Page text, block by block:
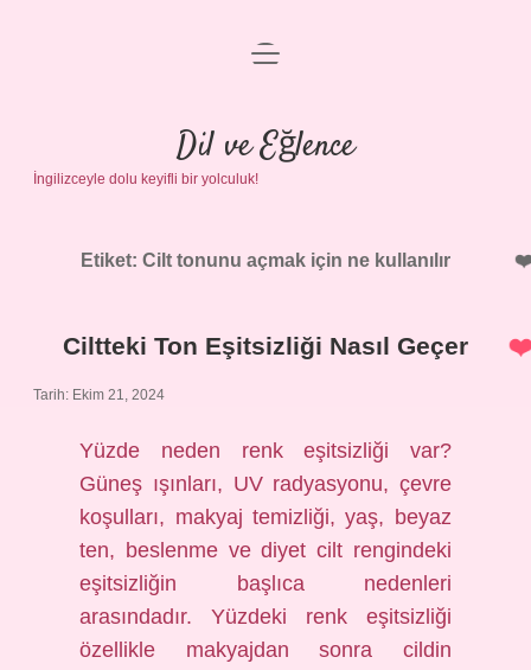
Anasayfa
Gizlilik Politikası
Yasal Uyarı
menüyü
Dil ve Eğlence
İngilizceyle dolu keyifli bir yolculuk!
Etiket: Cilt tonunu açmak için ne kullanılır
Ciltteki Ton Eşitsizliği Nasıl Geçer
Tarih: Ekim 21, 2024
Yüzde neden renk eşitsizliği var?
Güneş ışınları, UV radyasyonu, çevre
koşulları, makyaj temizliği, yaş, beyaz
ten, beslenme ve diyet cilt rengindeki
eşitsizliğin başlıca nedenleri
arasındadır. Yüzdeki renk eşitsizliği
özellikle makyajdan sonra cildin